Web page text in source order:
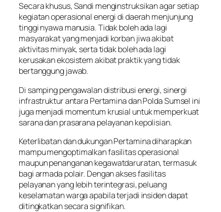
Secara khusus, Sandi menginstruksikan agar setiap
kegiatan operasional energi di daerah menjunjung
tinggi nyawa manusia. Tidak boleh ada lagi
masyarakat yang menjadi korban jiwa akibat
aktivitas minyak, serta tidak boleh ada lagi
kerusakan ekosistem akibat praktik yang tidak
bertanggung jawab.
Di samping pengawalan distribusi energi, sinergi
infrastruktur antara Pertamina dan Polda Sumsel ini
juga menjadi momentum krusial untuk memperkuat
sarana dan prasarana pelayanan kepolisian.
Keterlibatan dan dukungan Pertamina diharapkan
mampu mengoptimalkan fasilitas operasional
maupun penanganan kegawatdaruratan, termasuk
bagi armada polair. Dengan akses fasilitas
pelayanan yang lebih terintegrasi, peluang
keselamatan warga apabila terjadi insiden dapat
ditingkatkan secara signifikan.